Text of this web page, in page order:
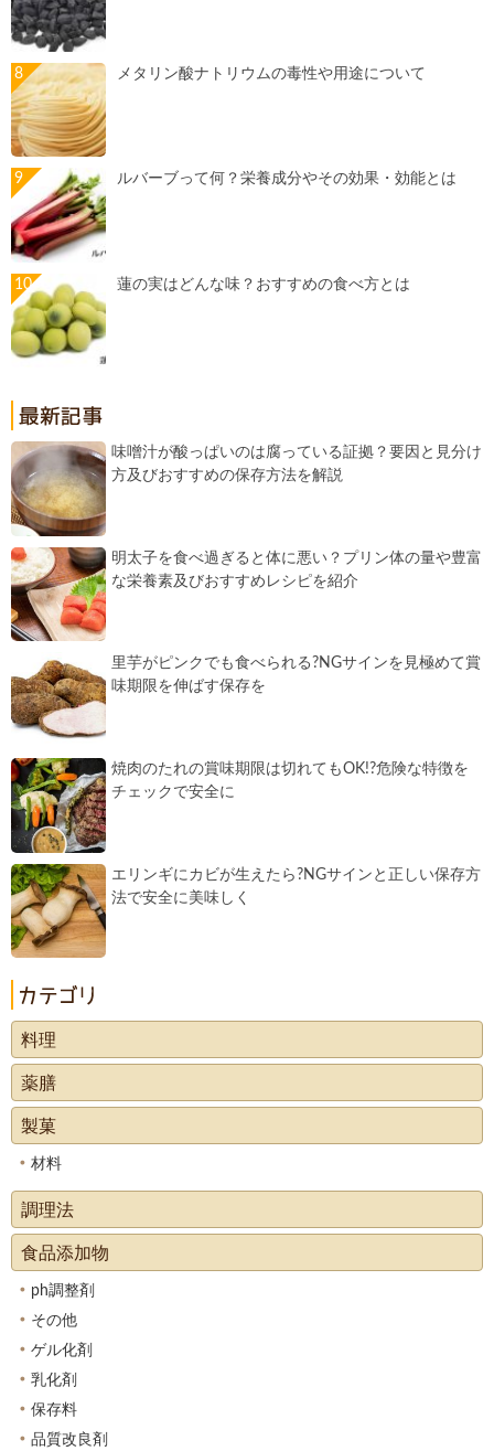
メタリン酸ナトリウムの毒性や用途について
ルバーブって何？栄養成分やその効果・効能とは
蓮の実はどんな味？おすすめの食べ方とは
味噌汁が酸っぱいのは腐っている証拠？要因と見分け
方及びおすすめの保存方法を解説
明太子を食べ過ぎると体に悪い？プリン体の量や豊富
な栄養素及びおすすめレシピを紹介
里芋がピンクでも食べられる?NGサインを見極めて賞
味期限を伸ばす保存を
焼肉のたれの賞味期限は切れてもOK!?危険な特徴を
チェックで安全に
エリンギにカビが生えたら?NGサインと正しい保存方
法で安全に美味しく
料理
薬膳
製菓
材料
調理法
食品添加物
ph調整剤
その他
ゲル化剤
乳化剤
保存料
品質改良剤